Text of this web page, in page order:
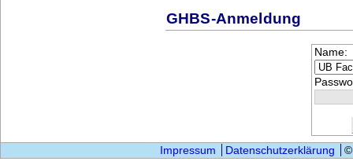
GHBS-Anmeldung
Name:
Impressum Datenschutzerklärung ©